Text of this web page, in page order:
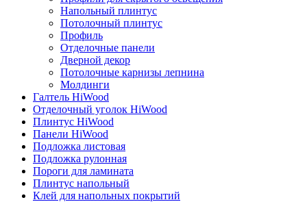
Напольный плинтус
Потолочный плинтус
Профиль
Отделочные панели
Дверной декор
Потолочные карнизы лепнина
Молдинги
Галтель HiWood
Отделочный уголок HiWood
Плинтус HiWood
Панели HiWood
Подложка листовая
Подложка рулонная
Пороги для ламината
Плинтус напольный
Клей для напольных покрытий